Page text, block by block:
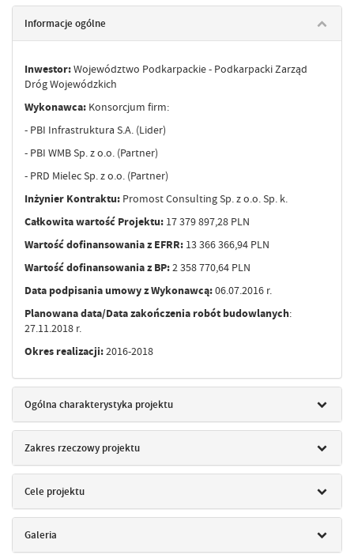
Informacje ogólne
Inwestor:Województwo Podkarpackie - Podkarpacki Zarząd
Dróg Wojewódzkich
Wykonawca: Konsorcjum firm:
- PBI Infrastruktura S.A. (Lider)
- PBI WMB Sp. z o.o. (Partner)
- PRD Mielec Sp. z o.o. (Partner)
Inżynier Kontraktu: Promost Consulting Sp. z o.o. Sp. k.
Całkowita wartość Projektu: 17 379 897,28 PLN
Wartość dofinansowania z EFRR: 13 366 366,94 PLN
Wartość dofinansowania z BP:2 358 770,64 PLN
Data podpisania umowy z Wykonawcą:06.07.2016 r.
Planowana data/Data zakończenia robót budowlanych:
27.11.2018 r.
Okres realizacji:2016-2018
Ogólna charakterystyka projektu
Zakres rzeczowy projektu
Cele projektu
Galeria